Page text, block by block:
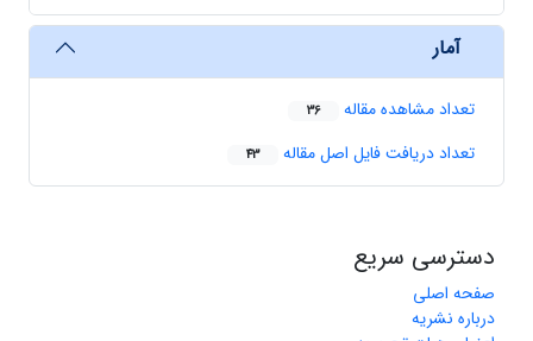
آمار
تعداد مشاهده مقاله 36
تعداد دریافت فایل اصل مقاله 43
دسترسی سریع
صفحه اصلی
درباره نشریه